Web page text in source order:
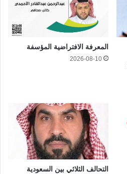
المعرفة الافتراضية المؤسفة
2026-08-10
التحالف الثلاثي بين السعودية